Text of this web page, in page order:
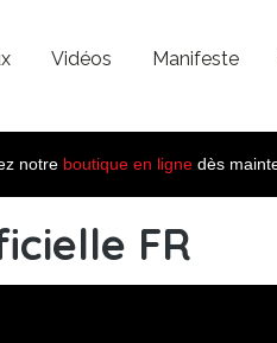
Vidéos Manifeste
notre boutique en lignedès
FR